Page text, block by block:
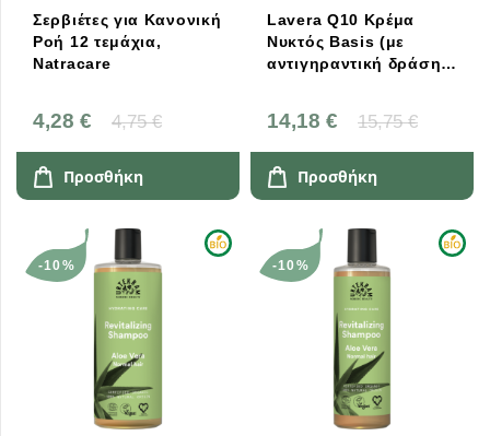
Σερβιέτες για Κανονική
Ροή 12 τεμάχια,
Natracare
4,28 € 4,75 €
Προσθήκη
Lavera Q10 Κρέμα
Νυκτός Basis (με
αντιγηραντική δράση)
14,18 € 15,75 €
Προσθήκη
-10% -10%